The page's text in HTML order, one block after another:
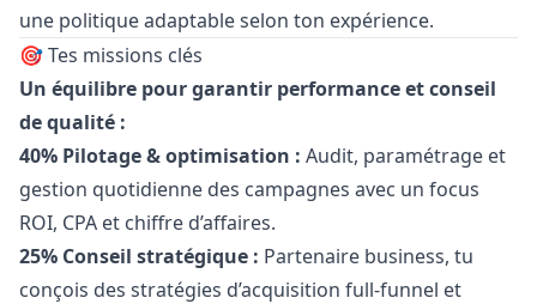
une politique adaptable selon ton expérience.
🎯 Tes missions clés
Un équilibre pour garantir performance et conseil
de qualité :
40% Pilotage & optimisation : Audit, paramétrage et
gestion quotidienne des campagnes avec un focus
ROI, CPA et chiffre d’affaires.
25% Conseil stratégique : Partenaire business, tu
conçois des stratégies d’acquisition full-funnel et